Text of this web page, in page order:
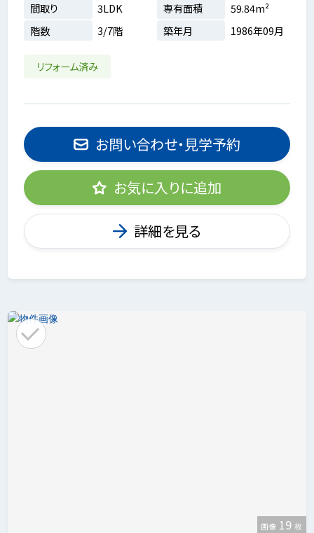
間取り
3LDK 専有面積
59.84m²
階数
3/7階 築年月 1986年09月
リフォーム済み
お問い合わせ・見学予約
お気に入りに追加
詳細を見る
画像 19 枚